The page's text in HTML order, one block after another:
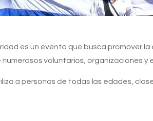
es un evento que busca promover
voluntarios, organizaciones y
a personas de todas las edades,